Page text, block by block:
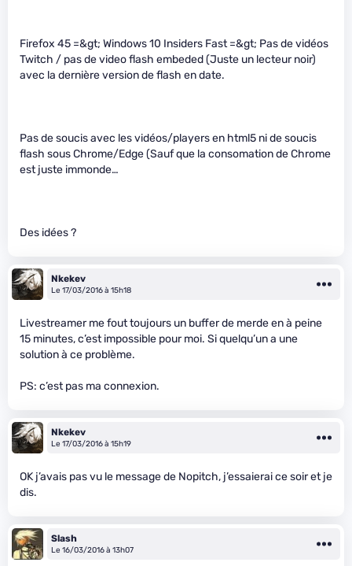
Firefox 45 =&gt; Windows 10 Insiders Fast =&gt; Pas de vidéos
Twitch / pas de video flash embeded (Juste un lecteur noir)
avec la dernière version de flash en date.
Pas de soucis avec les vidéos/players en html5 ni de soucis
flash sous Chrome/Edge (Sauf que la consomation de Chrome
est juste immonde…
Des idées ?
Nkekev
Le 17/03/2016 à 15h18
Livestreamer me fout toujours un buffer de merde en à peine
15 minutes, c’est impossible pour moi. Si quelqu’un a une
solution à ce problème.
PS: c’est pas ma connexion.
Nkekev
Le 17/03/2016 à 15h19
OK j’avais pas vu le message de Nopitch, j’essaierai ce soir et je
dis.
Slash
Le 16/03/2016 à 13h07